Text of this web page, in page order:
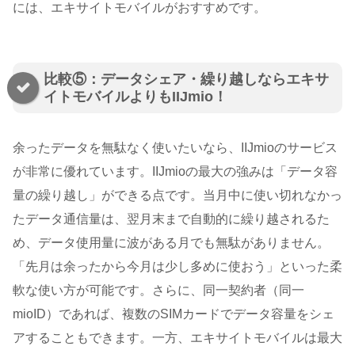
には、エキサイトモバイルがおすすめです。
比較⑤：データシェア・繰り越しならエキサ
イトモバイルよりもIIJmio！
余ったデータを無駄なく使いたいなら、IIJmioのサービス
が非常に優れています。IIJmioの最大の強みは「データ容
量の繰り越し」ができる点です。当月中に使い切れなかっ
たデータ通信量は、翌月末まで自動的に繰り越されるた
め、データ使用量に波がある月でも無駄がありません。
「先月は余ったから今月は少し多めに使おう」といった柔
軟な使い方が可能です。さらに、同一契約者（同一
mioID）であれば、複数のSIMカードでデータ容量をシェ
アすることもできます。一方、エキサイトモバイルは最大